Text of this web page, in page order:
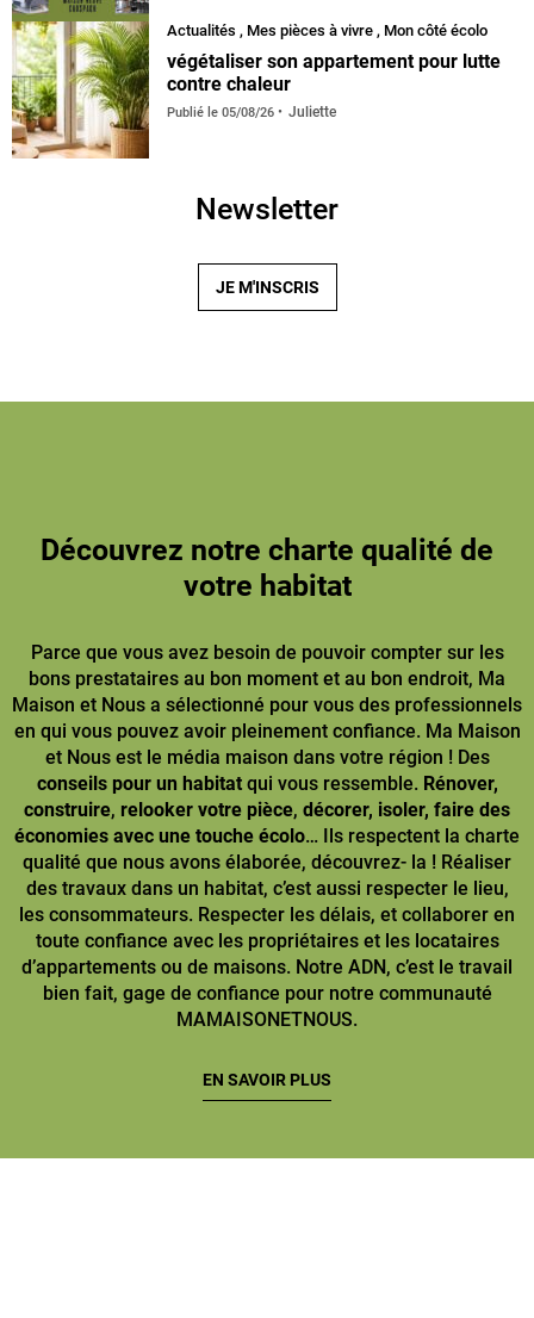
Actualités , Mes pièces à vivre , Mon côté écolo
végétaliser son appartement pour lutte
contre chaleur
Publié le 05/08/26 Juliette
Newsletter
JE M'INSCRIS
Découvrez notre charte qualité de
votre habitat
Parce que vous avez besoin de pouvoir compter sur les
bons prestataires au bon moment et au bon endroit, Ma
Maison et Nous a sélectionné pour vous des professionnels
en qui vous pouvez avoir pleinement confiance. Ma Maison
et Nous est le média maison dans votre région ! Des
conseils pour un habitatqui vous ressemble. Rénover,
construire, relooker votre pièce, décorer, isoler, faire des
économies avec une touche écolo… Ils respectent la charte
qualité que nous avons élaborée, découvrez- la ! Réaliser
des travaux dans un habitat, c’est aussi respecter le lieu,
les consommateurs. Respecter les délais, et collaborer en
toute confiance avec les propriétaires et les locataires
d’appartements ou de maisons. Notre ADN, c’est le travail
bien fait, gage de confiance pour notre communauté
MAMAISONETNOUS.
EN SAVOIR PLUS